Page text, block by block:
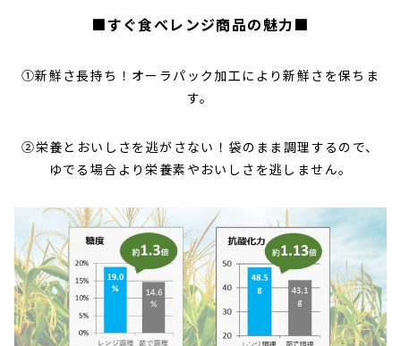
■すぐ食べレンジ商品の魅力■
①新鮮さ長持ち！オーラパック加工により新鮮さを保ちま
す。
②栄養とおいしさを逃がさない！袋のまま調理するので、
ゆでる場合より栄養素やおいしさを逃しません。